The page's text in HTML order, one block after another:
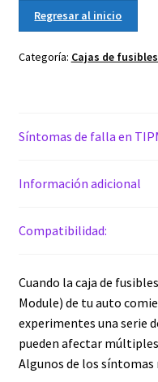
Fusibles
cantidad
Regresar al inicio
Categoría: Cajas de
Síntomas de falla en
Información adicional
Compatibilidad:
Cuando la caja de
Module) de tu auto
experimentes una serie
pueden afectar
Algunos de los síntomas